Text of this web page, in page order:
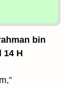
bin
14 H